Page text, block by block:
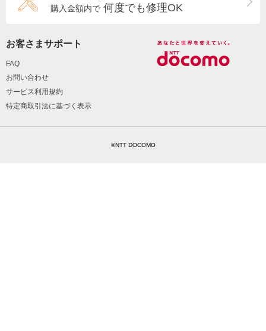
購入金額内で 何度でも修理OK
お客さまサポート
FAQ
お問い合わせ
サービス利用規約
特定商取引法に基づく表示
©NTT DOCOMO